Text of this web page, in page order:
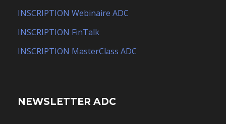
INSCRIPTION Webinaire ADC
INSCRIPTION FinTalk
INSCRIPTION MasterClass ADC
NEWSLETTER ADC